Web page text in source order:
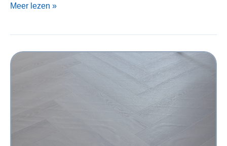
Ingefreesde
een
Meer lezen »